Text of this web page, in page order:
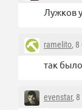
Лужков
ramelito, 8
так
evenstar,